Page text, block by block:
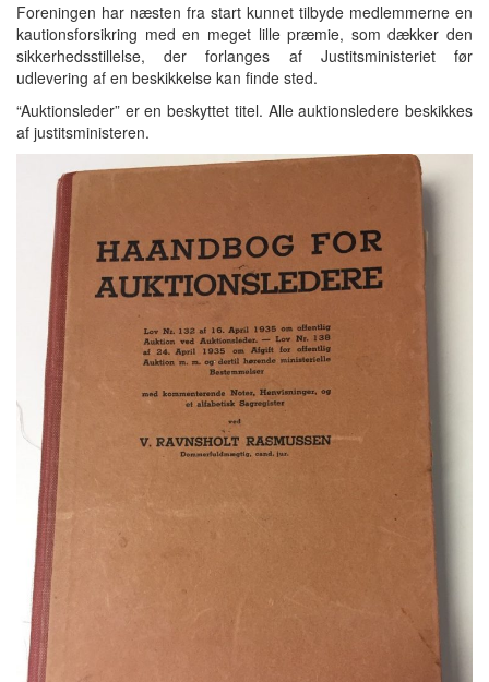
Foreningen har næsten fra start kunnet tilbyde medlemmerne en
kautionsforsikring med en meget lille præmie, som dækker den
sikkerhedsstillelse, der forlanges af Justitsministeriet før
udlevering af en beskikkelse kan finde sted.
“Auktionsleder” er en beskyttet titel. Alle auktionsledere beskikkes
af justitsministeren.